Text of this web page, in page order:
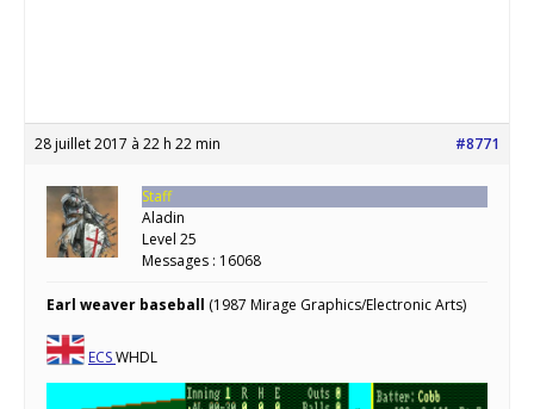
28 juillet 2017 à 22 h 22 min #8771
Staff
Aladin
Level 25
Messages : 16068
Earl weaver baseball (1987 Mirage Graphics/Electronic Arts)
ECSWHDL